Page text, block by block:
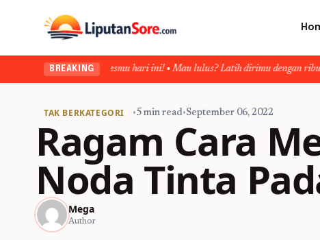
BREAKING
suksesmu hari ini! • Mau lulus? Latih dirimu dengan ribuan soal
TAK BERKATEGORI •5 min read•September 06, 2022
Ragam Cara
Noda Tinta
Mega
Author